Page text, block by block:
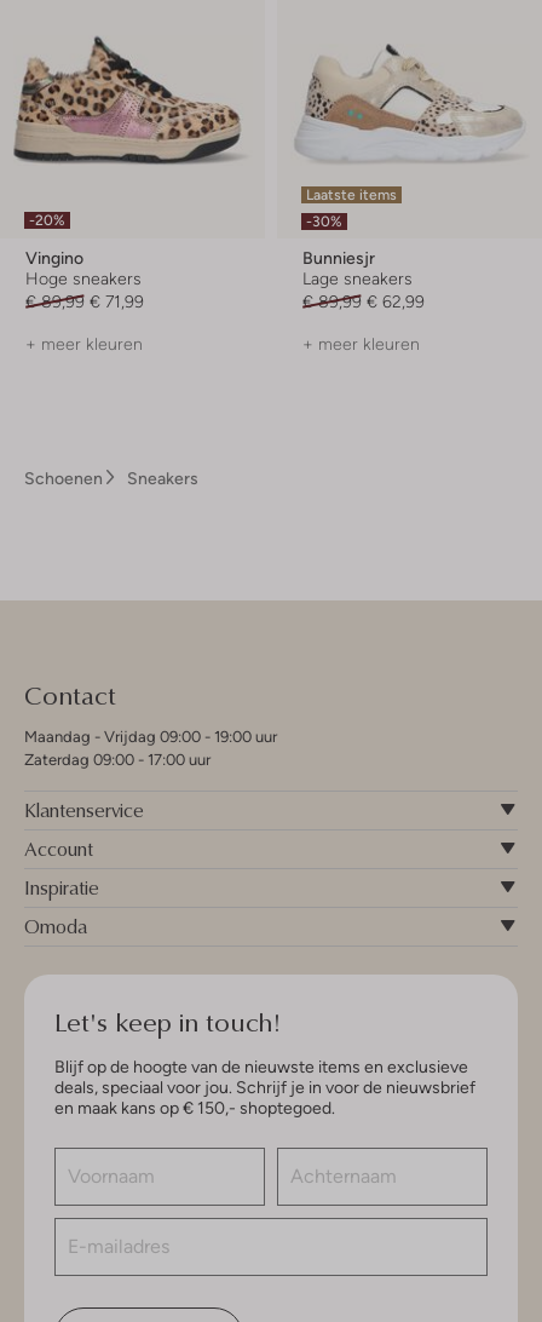
-20%
Vingino
Hoge sneakers
€ 89,99 € 71,99
+ meer kleuren
Laatste items
-30%
Bunniesjr
Lage sneakers
€ 89,99 € 62,99
+ meer kleuren
Schoenen Sneakers
Contact
Maandag - Vrijdag 09:00 - 19:00 uur
Zaterdag 09:00 - 17:00 uur
Klantenservice
Account
Inspiratie
Omoda
Let's keep in touch!
Blijf op de hoogte van de nieuwste items en exclusieve
deals, speciaal voor jou. Schrijf je in voor de nieuwsbrief
en maak kans op € 150,- shoptegoed.